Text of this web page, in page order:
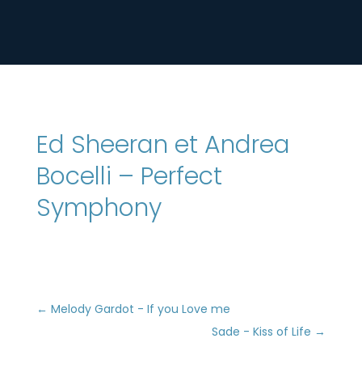
Ed Sheeran et Andrea
Bocelli – Perfect
Symphony
← Melody Gardot - If you Love me
Sade - Kiss of Life →